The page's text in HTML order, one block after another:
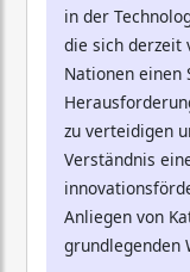
in der
die sich derzeit
Nationen einen
zu verteidigen
Verständnis
Anliegen von
grundlegenden